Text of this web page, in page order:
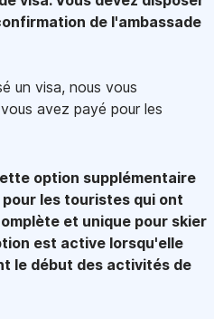
de l'ambassade
un visa, nous vous
avez payé pour les
option supplémentaire
les touristes qui ont
et unique pour skier
est active lorsqu'elle
le début des activités de